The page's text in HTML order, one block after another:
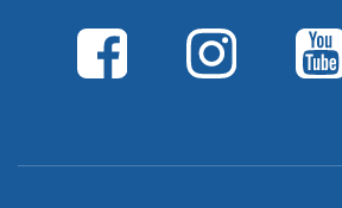
F
a
I
n
Y
o